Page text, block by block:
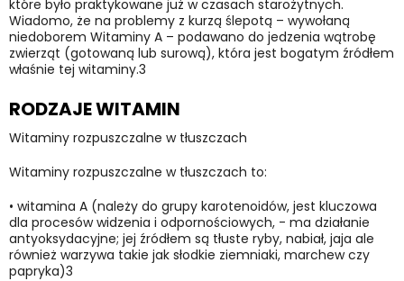
które było praktykowane już w czasach starożytnych.
Wiadomo, że na problemy z kurzą ślepotą – wywołaną
niedoborem Witaminy A – podawano do jedzenia wątrobę
zwierząt (gotowaną lub surową), która jest bogatym źródłem
właśnie tej witaminy.3
RODZAJE WITAMIN
Witaminy rozpuszczalne w tłuszczach
Witaminy rozpuszczalne w tłuszczach to:
• witamina A (należy do grupy karotenoidów, jest kluczowa
dla procesów widzenia i odpornościowych, - ma działanie
antyoksydacyjne; jej źródłem są tłuste ryby, nabiał, jaja ale
również warzywa takie jak słodkie ziemniaki, marchew czy
papryka)3